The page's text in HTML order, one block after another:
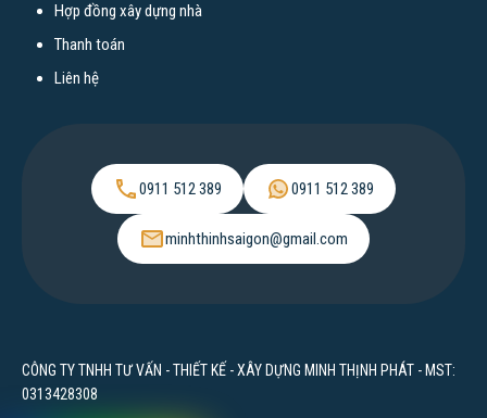
Xây nhà tại Tây Ninh
Xây nhà tại Kiên Giang
Xây nhà tại Bình Dương
Xây nhà tại Vũng Tàu
Xây nhà tại Bình Thuận
Xây nhà tại Long An
Chi phí xây nhà cấp 4
Hợp đồng xây dựng nhà
Thanh toán
Liên hệ
0911 512 389 0911 512 389
minhthinhsaigon@gmail.com
CÔNG TY TNHH TƯ VẤN - THIẾT KẾ - XÂY DỰNG MINH THỊNH PHÁT - MST:
0313428308